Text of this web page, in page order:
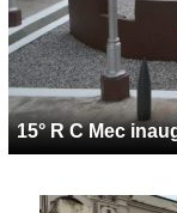
15° R C Mec